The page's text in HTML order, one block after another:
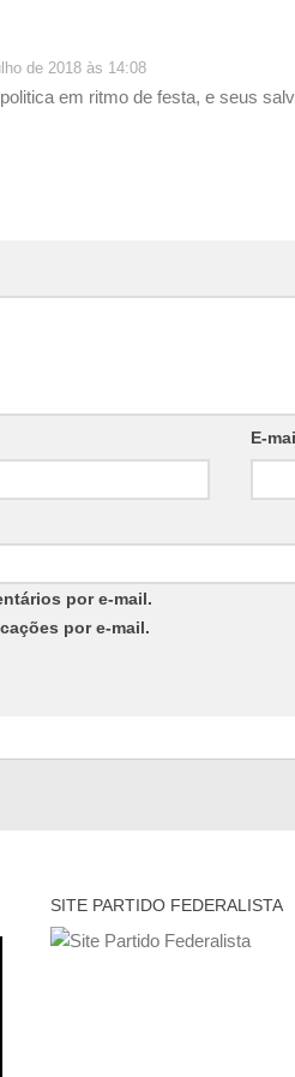
de 2018 às 14:08
em ritmo de festa, e seus
E-
por e-mail.
por e-mail.
SITE PARTIDO FEDERALISTA